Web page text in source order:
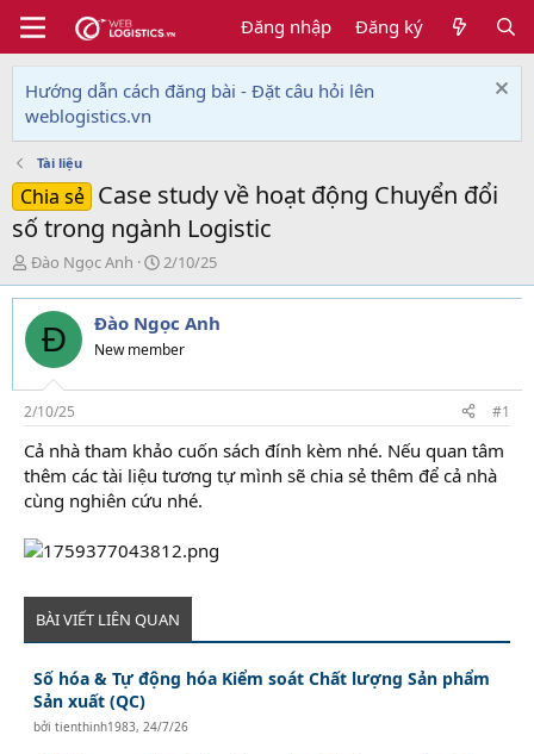
Đăng nhập Đăng ký
Hướng dẫn cách đăng bài - Đặt câu hỏi lên
weblogistics.vn
Tài liệu
Chia sẻ Case study về hoạt động Chuyển đổi
số trong ngành Logistic
T
h
r
e
d
s
t
a
r
t
e
Đào Ngọc Anh
N
g
à
y
g
i
2/10/25
Đ Đào Ngọc Anh
New member
2/10/25 #1
Cả nhà tham khảo cuốn sách đính kèm nhé. Nếu quan tâm
thêm các tài liệu tương tự mình sẽ chia sẻ thêm để cả nhà
cùng nghiên cứu nhé.
BÀI VIẾT LIÊN QUAN
Số hóa & Tự động hóa Kiểm soát Chất lượng Sản phẩm
Sản xuất (QC)
bởitienthinh1983, 24/7/26